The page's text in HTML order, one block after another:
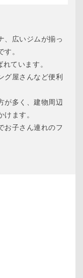
、広いジムが揃っ
。
ています。
グ屋さんなど便利
が多く、建物周辺
ます。
お子さん連れのフ